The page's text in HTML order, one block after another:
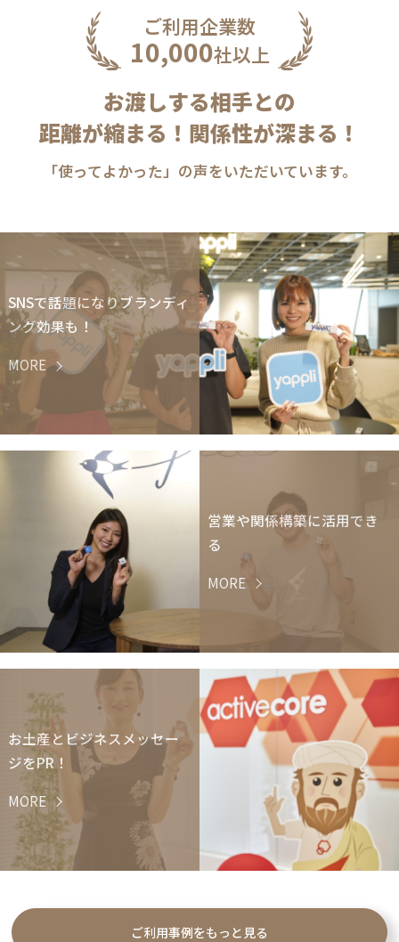
ご利用企業数
10,000社以上
お渡しする相手との
距離が縮まる！関係性が深まる！
「使ってよかった」の声をいただいています。
SNSで話題になりブランディ
ング効果も！
MORE
営業や関係構築に活用でき
る
MORE
お土産とビジネスメッセー
ジをPR！
MORE
ご利用事例をもっと見る